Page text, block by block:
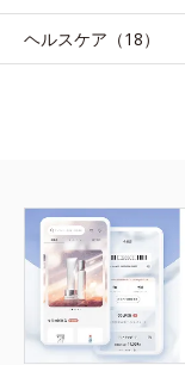
ヘルスケア（18）